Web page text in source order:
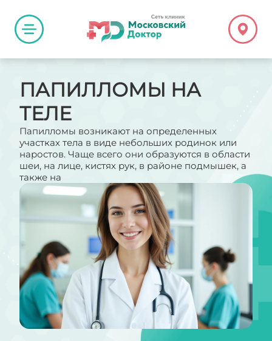
ПАПИЛЛОМЫ НА
ТЕЛЕ
Папилломы возникают на определенных
участках тела в виде небольших родинок или
наростов. Чаще всего они образуются в области
шеи, на лице, кистях рук, в районе подмышек, а
также на